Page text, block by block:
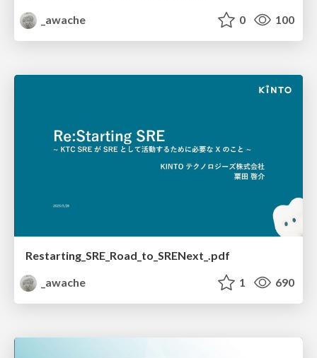
_awache
0 100
Restarting_SRE_Road_to_SRENext_.pdf
_awache
1 690